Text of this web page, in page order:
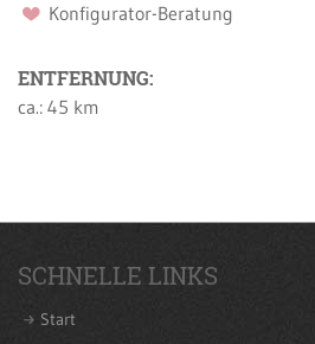
Konfigurator-Beratung
ENTFERNUNG:
ca.: 45 km
SCHNELLE LINKS
Start